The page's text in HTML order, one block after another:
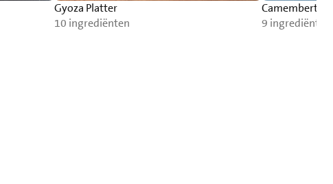
Gyoza Platter
10 ingrediënten
9 ingrediënten